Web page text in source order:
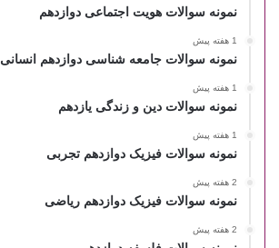
نمونه سوالات هویت اجتماعی دوازدهم
1 هفته پیش
نمونه سوالات جامعه شناسی دوازدهم انسانی
1 هفته پیش
نمونه سوالات دین و زندگی یازدهم
1 هفته پیش
نمونه سوالات فیزیک دوازدهم تجربی
2 هفته پیش
نمونه سوالات فیزیک دوازدهم ریاضی
2 هفته پیش